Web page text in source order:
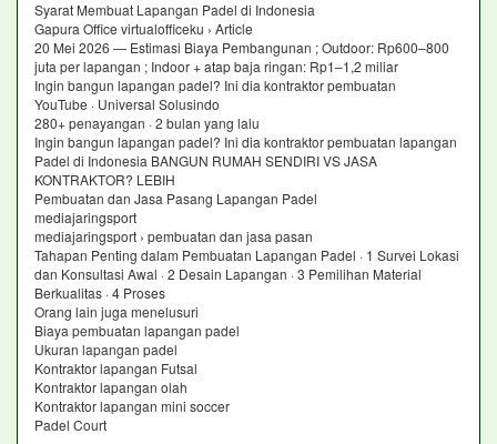
Syarat Membuat Lapangan Padel di Indonesia
Gapura Office virtualofficeku › Article
20 Mei 2026 — Estimasi Biaya Pembangunan ; Outdoor: Rp600–800
juta per lapangan ; Indoor + atap baja ringan: Rp1–1,2 miliar
Ingin bangun lapangan padel? Ini dia kontraktor pembuatan
YouTube · Universal Solusindo
280+ penayangan · 2 bulan yang lalu
Ingin bangun lapangan padel? Ini dia kontraktor pembuatan lapangan
Padel di Indonesia BANGUN RUMAH SENDIRI VS JASA
KONTRAKTOR? LEBIH
Pembuatan dan Jasa Pasang Lapangan Padel
mediajaringsport
mediajaringsport › pembuatan dan jasa pasan
Tahapan Penting dalam Pembuatan Lapangan Padel · 1 Survei Lokasi
dan Konsultasi Awal · 2 Desain Lapangan · 3 Pemilihan Material
Berkualitas · 4 Proses
Orang lain juga menelusuri
Biaya pembuatan lapangan padel
Ukuran lapangan padel
Kontraktor lapangan Futsal
Kontraktor lapangan olah
Kontraktor lapangan mini soccer
Padel Court